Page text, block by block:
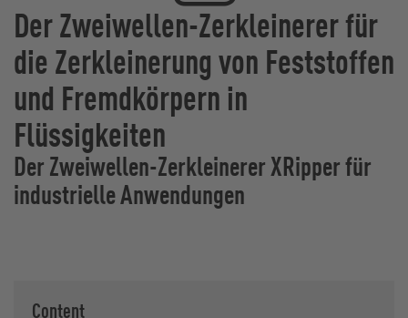
Der Zweiwellen-Zerkleinerer für
die Zerkleinerung von Feststoffen
und Fremdkörpern in
Flüssigkeiten
Der Zweiwellen-Zerkleinerer XRipper für
industrielle Anwendungen
Content